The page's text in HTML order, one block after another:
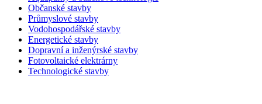
Občanské stavby
Průmyslové stavby
Vodohospodářské stavby
Energetické stavby
Dopravní a inženýrské stavby
Fotovoltaické elektrárny
Technologické stavby